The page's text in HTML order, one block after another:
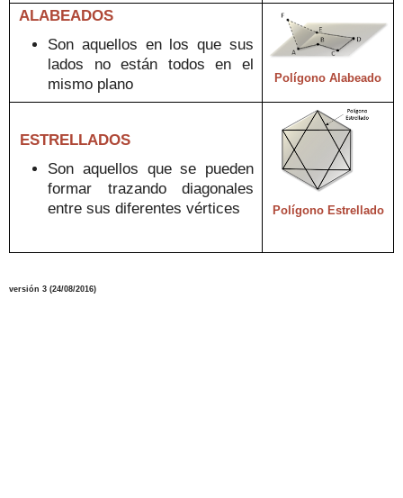
ALABEADOS
Son aquellos en los que sus
lados no están todos en el
mismo plano
Polígono Alabeado
ESTRELLADOS
Son aquellos quese pueden
formar trazando diagonales
entre sus diferentes vértices
Polígono Estrellado
versión 3 (24/08/2016)